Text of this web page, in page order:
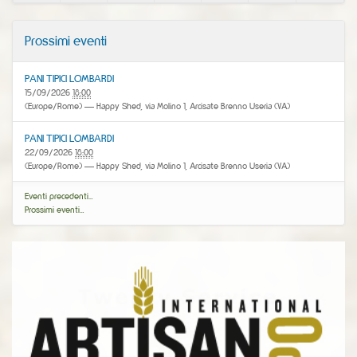
Prossimi eventi
PANI TIPICI LOMBARDI
15/09/2026 18:00
(Europe/Rome) — Happy Shed, via Molino 1, Arcisate Brenno Useria (VA)
PANI TIPICI LOMBARDI
22/09/2026 18:00
(Europe/Rome) — Happy Shed, via Molino 1, Arcisate Brenno Useria (VA)
Eventi precedenti…
Prossimi eventi…